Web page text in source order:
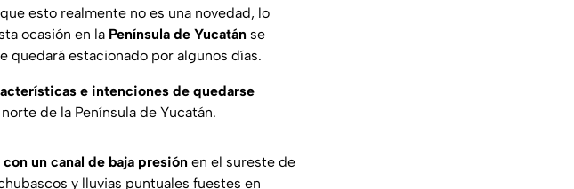
esto realmente no es una novedad, lo
ocasión en la Península de Yucatán se
quedará estacionado por algunos días.
e intenciones de quedarse
de la Península de Yucatán.
un canal de baja presión en el sureste de
y lluvias puntuales fuestes en